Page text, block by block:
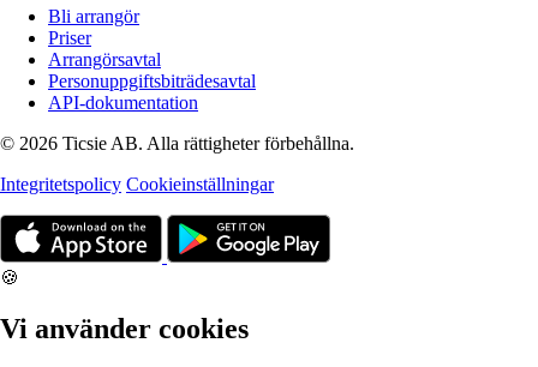
Bli arrangör
Priser
Arrangörsavtal
Personuppgiftsbiträdesavtal
API-dokumentation
© 2026 Ticsie AB. Alla rättigheter förbehållna.
Integritetspolicy Cookieinställningar
🍪
Vi använder cookies